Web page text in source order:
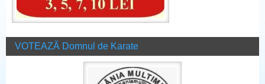
VOTEAZĂ Domnul de Karate